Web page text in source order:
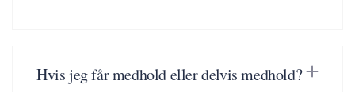
Hvis jeg får medhold eller delvis medhold?